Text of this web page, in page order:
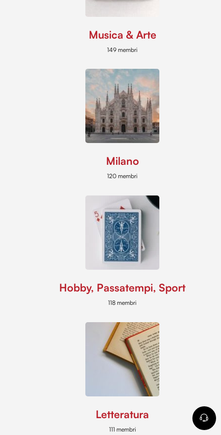
Musica & Arte
149 membri
Milano
120 membri
Hobby, Passatempi, Sport
118 membri
Letteratura
111 membri